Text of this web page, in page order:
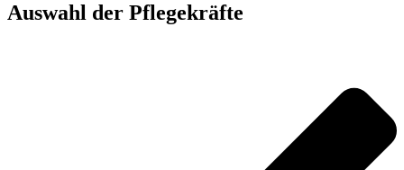
Auswahl der Pflegekräfte